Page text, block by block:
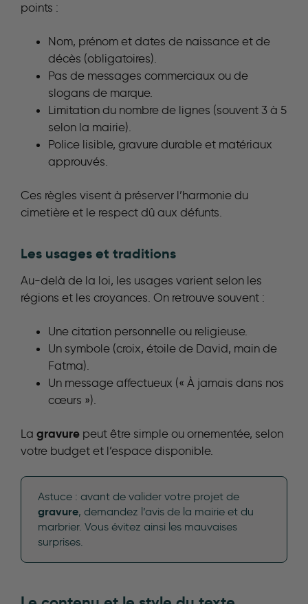
points :
Nom, prénom et dates de naissance et de
décès (obligatoires).
Pas de messages commerciaux ou de
slogans de marque.
Limitation du nombre de lignes (souvent 3 à 5
selon la mairie).
Police lisible, gravure durable et matériaux
approuvés.
Ces règles visent à préserver l’harmonie du
cimetière et le respect dû aux défunts.
Les usages et traditions
Au-delà de la loi, les usages varient selon les
régions et les croyances. On retrouve souvent :
Une citation personnelle ou religieuse.
Un symbole (croix, étoile de David, main de
Fatma).
Un message affectueux (« À jamais dans nos
cœurs »).
La gravure peut être simple ou ornementée, selon
votre budget et l’espace disponible.
Astuce : avant de valider votre projet de
gravure, demandez l’avis de la mairie et du
marbrier. Vous évitez ainsi les mauvaises
surprises.